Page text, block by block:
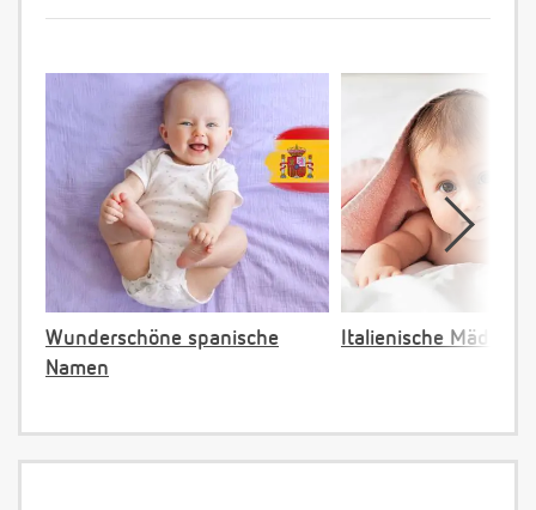
Wunderschöne spanische
Namen
Italienische